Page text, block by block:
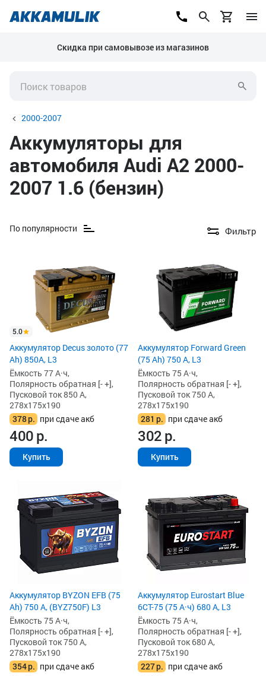
Скидка при самовывозе из магазинов
2000-2007
Аккумуляторы для
автомобиля Audi A2 2000-
2007 1.6 (бензин)
По популярности Фильтр
5.0
Аккумулятор Decus золото (77
Ah) 850А, L3
Ёмкость 77 А·ч,
Полярность обратная [- +],
Пусковой ток 850 А,
278x175x190
378р. при сдаче акб
400р.
Купить
Аккумулятор Forward Green
(75 Ah) 750 А, L3
Ёмкость 75 А·ч,
Полярность обратная [- +],
Пусковой ток 750 А,
278x175x190
281 р. при сдаче акб
302р.
Купить
Аккумулятор BYZON EFB (75
Ah) 750 А, (BYZ750F) L3
Ёмкость 75 А·ч,
Полярность обратная [- +],
Пусковой ток 750 А,
278x175x190
354р. при сдаче акб
Аккумулятор Eurostart Blue
6CT-75 (75 А·ч) 680 А, L3
Ёмкость 75 А·ч,
Полярность обратная [- +],
Пусковой ток 680 А,
278x175x190
227р. при сдаче акб